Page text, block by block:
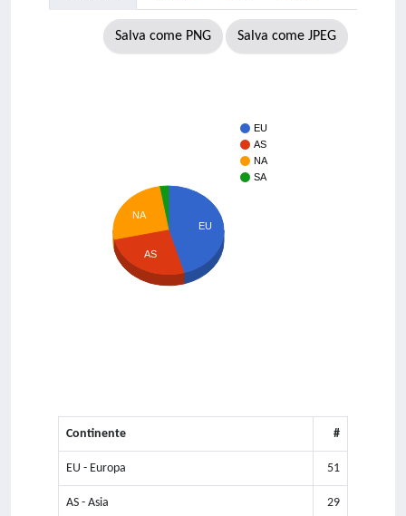
Salva come PNG Salva come JPEG
EU
AS
NA
SA
EU
NA
AS
Continente #
EU - Europa 51
AS - Asia 29